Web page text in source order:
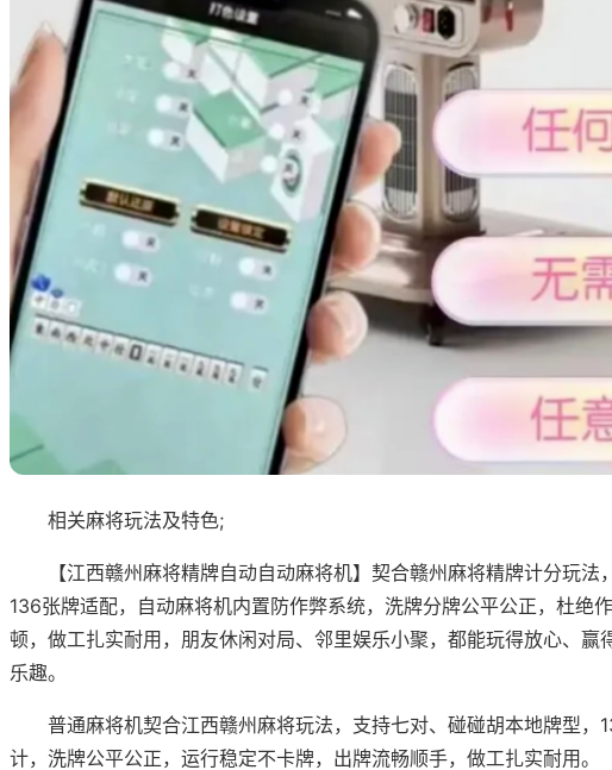
相关麻将玩法及特色;
【江西赣州麻将精牌自动自动麻将机】契合赣州麻将精牌计分玩法
136张牌适配，自动麻将机内置防作弊系统，洗牌分牌公平公正，杜绝
顿，做工扎实耐用，朋友休闲对局、邻里娱乐小聚，都能玩得放心、赢
乐趣。
普通麻将机契合江西赣州麻将玩法，支持七对、碰碰胡本地牌型，
计，洗牌公平公正，运行稳定不卡牌，出牌流畅顺手，做工扎实耐用。